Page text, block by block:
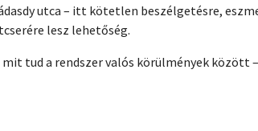
utca – itt kötetlen beszélgetésre,
lesz lehetőség.
mit tud a rendszer valós körülmények között